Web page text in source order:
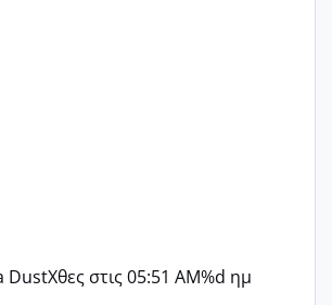
DustΧθες στις 05:51 AM%d ημ